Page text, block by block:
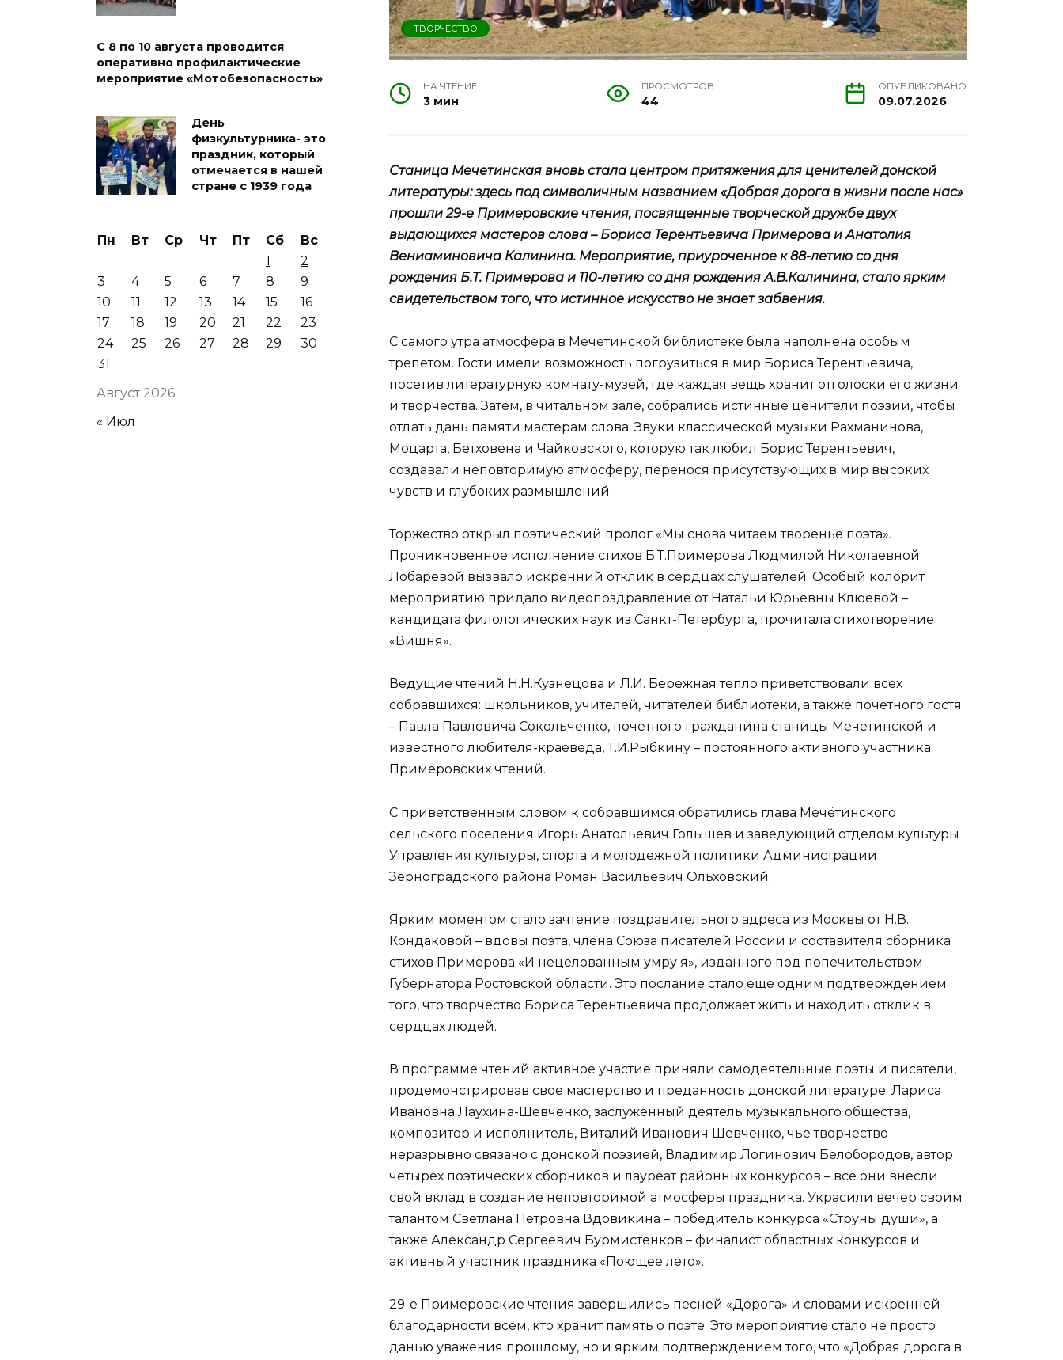
ТВОРЧЕСТВО
НА ЧТЕНИЕ
3 мин
ПРОСМОТРОВ
44
ОПУБЛИКОВАНО
09.07.2026
Станица Мечетинская вновь стала центром притяжения для ценителей донской
литературы: здесь под символичным названием «Добрая дорога в жизни после нас»
прошли 29-е Примеровские чтения, посвященные творческой дружбе двух
выдающихся мастеров слова – Бориса Терентьевича Примерова и Анатолия
Вениаминовича Калинина. Мероприятие, приуроченное к 88-летию со дня
рождения Б.Т. Примерова и 110-летию со дня рождения А.В.Калинина, стало ярким
свидетельством того, что истинное искусство не знает забвения.
С самого утра атмосфера в Мечетинской библиотеке была наполнена особым
трепетом. Гости имели возможность погрузиться в мир Бориса Терентьевича,
посетив литературную комнату-музей, где каждая вещь хранит отголоски его жизни
и творчества. Затем, в читальном зале, собрались истинные ценители поэзии, чтобы
отдать дань памяти мастерам слова. Звуки классической музыки Рахманинова,
Моцарта, Бетховена и Чайковского, которую так любил Борис Терентьевич,
создавали неповторимую атмосферу, перенося присутствующих в мир высоких
чувств и глубоких размышлений.
Торжество открыл поэтический пролог «Мы снова читаем творенье поэта».
Проникновенное исполнение стихов Б.Т.Примерова Людмилой Николаевной
Лобаревой вызвало искренний отклик в сердцах слушателей. Особый колорит
мероприятию придало видеопоздравление от Натальи Юрьевны Клюевой –
кандидата филологических наук из Санкт-Петербурга, прочитала стихотворение
«Вишня».
Ведущие чтений Н.Н.Кузнецова и Л.И. Бережная тепло приветствовали всех
собравшихся: школьников, учителей, читателей библиотеки, а также почетного гостя
– Павла Павловича Сокольченко, почетного гражданина станицы Мечетинской и
известного любителя-краеведа, Т.И.Рыбкину – постоянного активного участника
Примеровских чтений.
С приветственным словом к собравшимся обратились глава Мечётинского
сельского поселения Игорь Анатольевич Голышев и заведующий отделом культуры
Управления культуры, спорта и молодежной политики Администрации
Зерноградского района Роман Васильевич Ольховский.
Ярким моментом стало зачтение поздравительного адреса из Москвы от Н.В.
Кондаковой – вдовы поэта, члена Союза писателей России и составителя сборника
стихов Примерова «И нецелованным умру я», изданного под попечительством
Губернатора Ростовской области. Это послание стало еще одним подтверждением
того, что творчество Бориса Терентьевича продолжает жить и находить отклик в
сердцах людей.
В программе чтений активное участие приняли самодеятельные поэты и писатели,
продемонстрировав свое мастерство и преданность донской литературе. Лариса
Ивановна Лаухина-Шевченко, заслуженный деятель музыкального общества,
композитор и исполнитель, Виталий Иванович Шевченко, чье творчество
неразрывно связано с донской поэзией, Владимир Логинович Белобородов, автор
четырех поэтических сборников и лауреат районных конкурсов – все они внесли
свой вклад в создание неповторимой атмосферы праздника. Украсили вечер своим
талантом Светлана Петровна Вдовикина – победитель конкурса «Струны души», а
также Александр Сергеевич Бурмистенков – финалист областных конкурсов и
активный участник праздника «Поющее лето».
29-е Примеровские чтения завершились песней «Дорога» и словами искренней
благодарности всем, кто хранит память о поэте. Это мероприятие стало не просто
данью уважения прошлому, но и ярким подтверждением того, что «Добрая дорога в
С 8 по 10 августа проводится
оперативно профилактические
мероприятие «Мотобезопасность»
День
физкультурника- это
праздник, который
отмечается в нашей
стране с 1939 года
Август 2026
Пн Вт Ср Чт Пт Сб
Вс
1
2
3
4 5 6 7 8
9
10
11 12 13 14 15
16
17
18 19 20 21 22
23
24
25 26 27 28 29
30
31
« Июл